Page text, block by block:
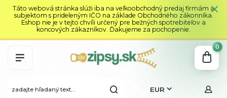
Táto webová stránka slúži iba na veľkoobchodný predaj firmám a
subjektom s prideleným IČO na základe Obchodného zákonníka.
Eshop nie je v tejto chvíli určený pre bežných spotrebiteľov a
koncových zákazníkov. Ďakujeme za pochopenie.
EUR
0